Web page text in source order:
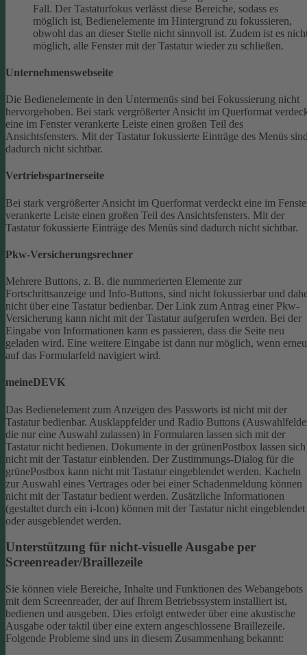
Fall. Der Tastaturfokus verlässt diese Bereiche, sodass es
möglich ist, Bedienelemente im Hintergrund zu fokussieren,
obwohl das an dieser Stelle nicht sinnvoll ist. Zudem ist es
möglich, alle Fenster mit der Tastatur wieder zu schließen.
Unternehmenswebseite
Die Bedienelemente in den Untermenüs sind bei Fokussierung nicht
hervorgehoben. Bei stark vergrößerter Ansicht im Querformat
eine im Fenster verankerte Leiste einen großen Teil des
Ansichtsfensters. Mit der Tastatur fokussierte Einträge des Menüs
dadurch nicht sichtbar.
Vertriebspartnerseite
Bei stark vergrößerter Ansicht im Querformat verdeckt eine im
verankerte Leiste einen großen Teil des Ansichtsfensters. Mit der
Tastatur fokussierte Einträge des Menüs sind dadurch nicht sichtbar.
Pkw-Versicherungsrechner
Mehrere Buttons, z. B. die nummerierten Elemente zur
Fortschrittsanzeige und Info-Buttons, sind nicht fokussierbar und
nicht über eine Tastatur bedienbar. Der Link zum Antrag einer Pkw-
Versicherung kann nicht mit der Tastatur aufgerufen werden. Bei der
Eingabe von Informationen kann es passieren, dass die Seite neu
geladen wird. Eine weitere Eingabe ist dann nur möglich, wenn
auf das Formularfeld navigiert wird.
meineDEVK
Das Bedienelement zum Anzeigen des Passworts ist nicht mit der
Tastatur bedienbar. Ausklappfelder und Radio Buttons
die nur eine Auswahl zulassen) in Formularen lassen sich mit der
Tastatur nicht bedienen. Dokumente in der grünenPostbox lassen sich
nicht mit der Tastatur einblenden. Der Zustimmungs-Dialog für die
grünePostbox kann nicht mit Tastatur eingeblendet werden. Kacheln
zur Auswahl eines Vertrages oder bei einer Schadenmeldung können
nicht mit der Tastatur bedient werden. Zusätzliche Informationen
(gestaltet durch ein i-Icon) können mit der Tastatur nicht eingeblendet
oder ausgeblendet werden.
Unterstützung für nicht-visuelle Ausgabe per
Screenreader/Braillezeile
Sie können viele Bereiche, Inhalte und Funktionen des Webangebots
mit dem Screenreader, der auf Ihrem Betriebssystem installiert ist,
bedienen und ausgeben. Dies erfolgt entweder über eine akustische
Ausgabe oder taktil über eine extern angeschlossene Braillezeile.
Folgende Probleme sind uns in diesem Zusammenhang bekannt: